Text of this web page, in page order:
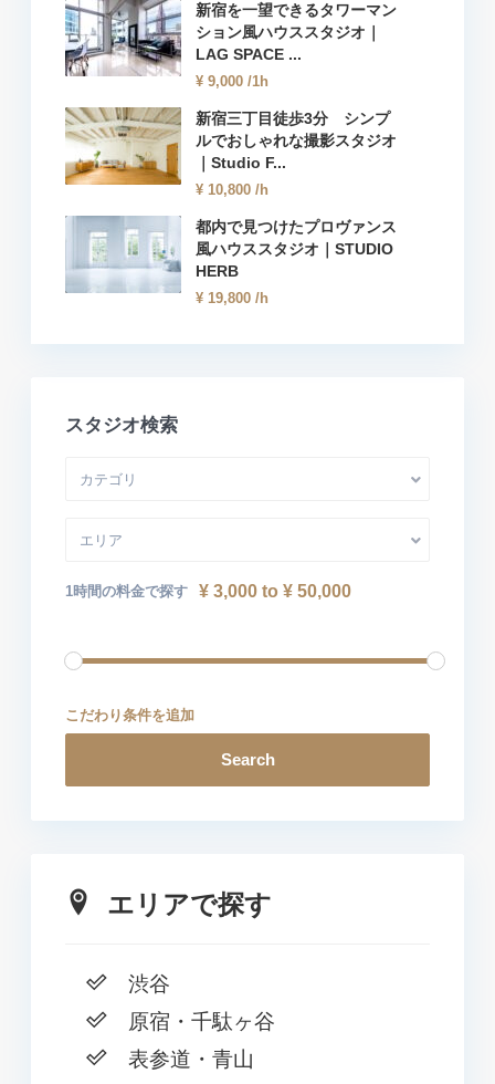
新宿を一望できるタワーマン
ション風ハウススタジオ｜
LAG SPACE ...
¥ 9,000 /1h
新宿三丁目徒歩3分 シンプ
ルでおしゃれな撮影スタジオ
｜Studio F...
¥ 10,800 /h
都内で見つけたプロヴァンス
風ハウススタジオ｜STUDIO
HERB
¥ 19,800 /h
スタジオ検索
カテゴリ
エリア
1時間の料金で探す ¥ 3,000 to ¥ 50,000
こだわり条件を追加
Search
エリアで探す
渋谷
原宿・千駄ヶ谷
表参道・青山